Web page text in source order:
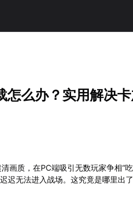
怎么办？实用解决
画质，在PC端吸引无数玩家争相“
迟无法进入战场。这究竟是哪里出